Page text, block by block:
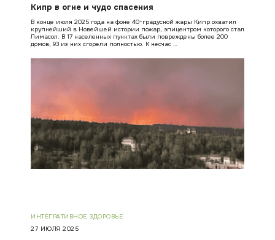
Кипр в огне и чудо спасения
В конце июля 2025 года на фоне 40-градусной жары Кипр охватил
крупнейший в Новейшей истории пожар, эпицентром которого стал
Лимасол. В 17 населенных пунктах были повреждены более 200
домов, 93 из них сгорели полностью. К несчас …
ИНТЕГРАТИВНОЕ ЗДОРОВЬЕ
27 ИЮЛЯ 2025